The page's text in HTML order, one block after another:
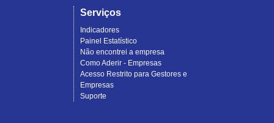
Serviços
Indicadores
Painel Estatístico
Não encontrei a empresa
Como Aderir - Empresas
Acesso Restrito para Gestores e
Empresas
Suporte